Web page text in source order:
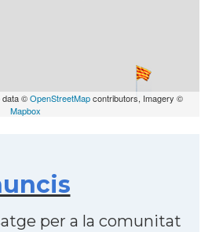
data ©OpenStreetMapcontributors, Imagery ©
Mapbox
per a la comunitat